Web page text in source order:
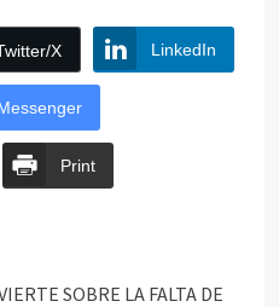
X LinkedIn
Print
SOBRE LA FALTA DE